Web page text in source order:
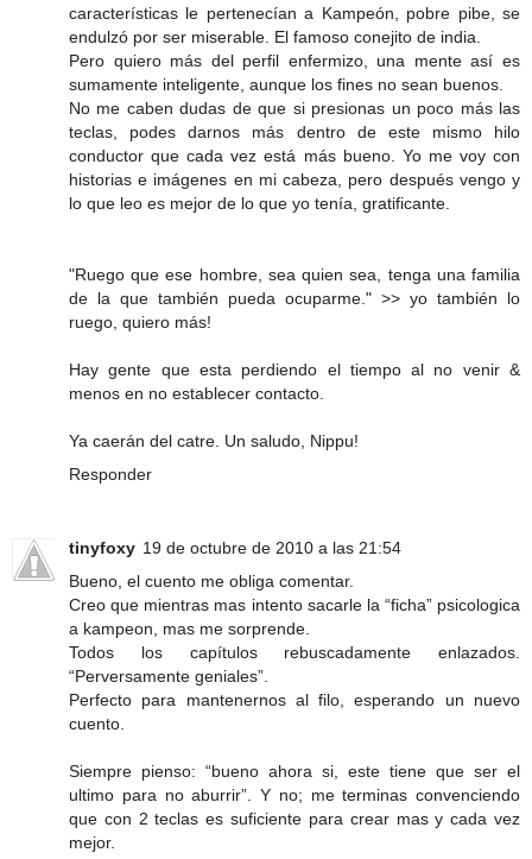
características le pertenecían a Kampeón, pobre pibe, se
endulzó por ser miserable. El famoso conejito de india.
Pero quiero más del perfil enfermizo, una mente así es
sumamente inteligente, aunque los fines no sean buenos.
No me caben dudas de que si presionas un poco más las
teclas, podes darnos más dentro de este mismo hilo
conductor que cada vez está más bueno. Yo me voy con
historias e imágenes en mi cabeza, pero después vengo y
lo que leo es mejor de lo que yo tenía, gratificante.
"Ruego que ese hombre, sea quien sea, tenga una familia
de la que también pueda ocuparme." >> yo también lo
ruego, quiero más!
Hay gente que esta perdiendo el tiempo al no venir &
menos en no establecer contacto.
Ya caerán del catre. Un saludo, Nippu!
Responder
tinyfoxy 19 de octubre de 2010 a las 21:54
Bueno, el cuento me obliga comentar.
Creo que mientras mas intento sacarle la “ficha” psicologica
a kampeon, mas me sorprende.
Todos los capítulos rebuscadamente enlazados.
“Perversamente geniales”.
Perfecto para mantenernos al filo, esperando un nuevo
cuento.
Siempre pienso: “bueno ahora si, este tiene que ser el
ultimo para no aburrir”. Y no; me terminas convenciendo
que con 2 teclas es suficiente para crear mas y cada vez
mejor.